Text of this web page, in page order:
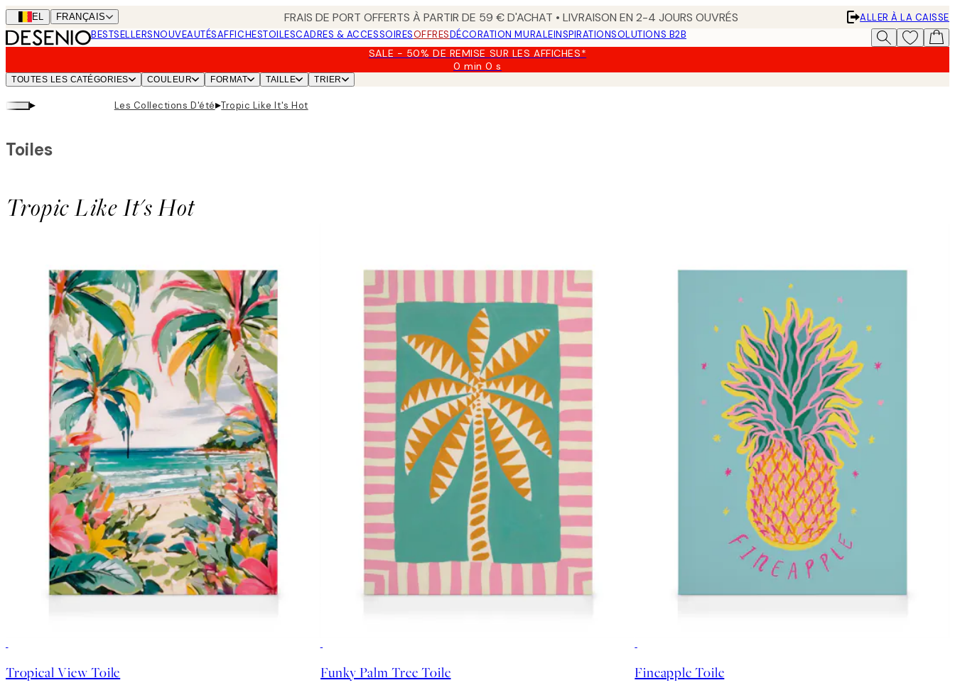
Skip
to
main
BEL FRANÇAIS FRAIS DE PORT OFFERTS À PARTIR DE 59 € D'ACHAT • LIVRAISON EN 2-4 JOURS OUVRÉS
ALLER À LA CAISSE
BESTSELLERSNOUVEAUTÉSAFFICHESTOILESCADRES & ACCESSOIRESOFFRESDÉCORATION MURALEINSPIRATIONSOLUTIONS B2B
SALE - 50% DE REMISE SUR LES AFFICHES*
0 min0 s
Valable
TOUTES LES CATÉGORIES COULEUR FORMAT TAILLE TRIER
▸ Les Collections D'été▸Tropic Like It's Hot
Tropic Like It's Hot
Toiles
Tropical View Toile Funky Palm Tree Toile Fineapple Toile